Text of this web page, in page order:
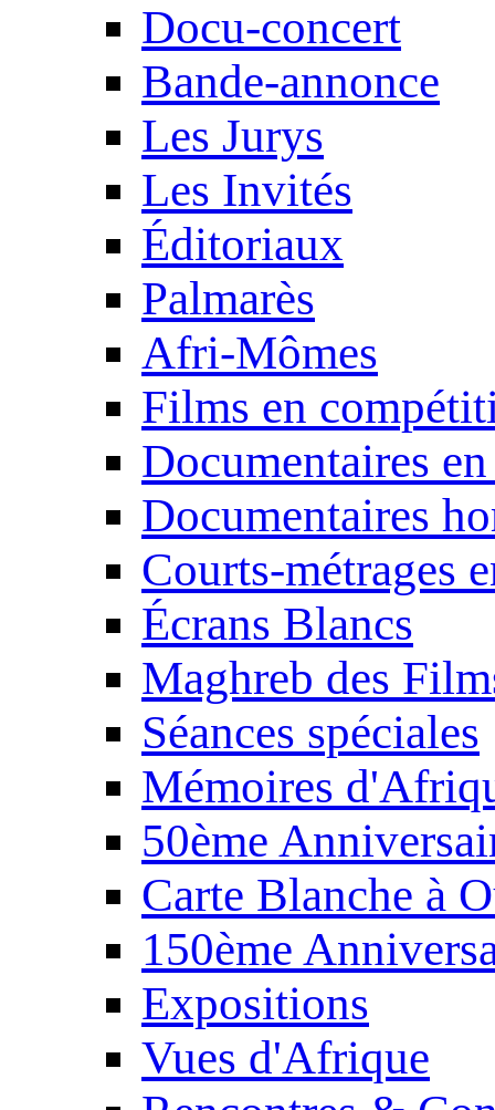
Docu-concert
Bande-annonce
Les Jurys
Les Invités
Éditoriaux
Palmarès
Afri-Mômes
Films en
Documentaires
Documentaires
Courts-métrages
Écrans Blancs
Maghreb des
Séances spéciales
Mémoires
50ème
Carte Blanche à
150ème
Expositions
Vues d'Afrique